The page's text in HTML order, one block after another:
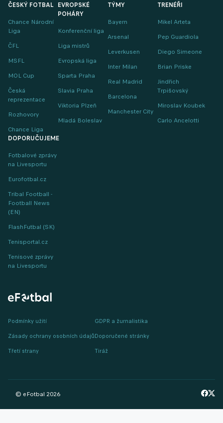
ČESKÝ FOTBAL
Chance Národní
Liga
ČFL
MSFL
MOL Cup
Česká
reprezentace
Rozhovory
Chance Liga
EVROPSKÉ
POHÁRY
Konferenční liga
Liga mistrů
Evropská liga
Sparta Praha
Slavia Praha
Viktoria Plzeň
Mladá Boleslav
TÝMY
Bayern
Arsenal
Leverkusen
Inter Milan
Real Madrid
Barcelona
Manchester City
TRENÉŘI
Mikel Arteta
Pep Guardiola
Diego Simeone
Brian Priske
Jindřich
Trpišovský
Miroslav Koubek
Carlo Ancelotti
DOPORUČUJEME
Fotbalové zprávy
na Livesportu
Eurofotbal.cz
Tribal Football -
Football News
(EN)
FlashFutbal (SK)
Tenisportal.cz
Tenisové zprávy
na Livesportu
Podmínky užití
Zásady ochrany osobních údajů
Třetí strany
GDPR a žurnalistika
Doporučené stránky
Tiráž
© eFotbal 2026